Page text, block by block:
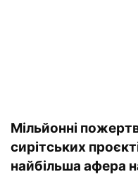
Мільйонні
сирітських
найбільша афера